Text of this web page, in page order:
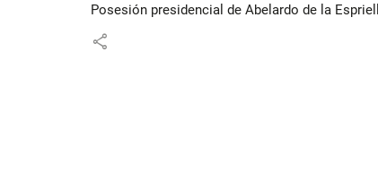
Posesión presidencial de Abelardo de la
share